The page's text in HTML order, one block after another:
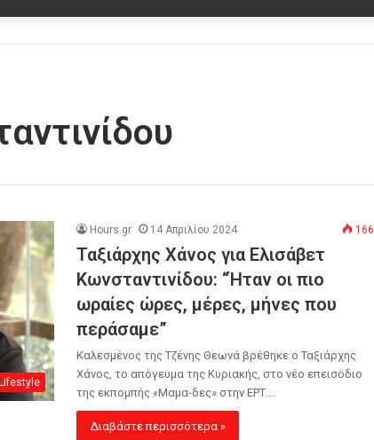
Lifestyle
Hours.gr 14 Απριλίου 2024 166
Ταξιάρχης Χάνος για Ελισάβετ
Κωνσταντινίδου: “Ήταν οι πιο
ωραίες ώρες, μέρες, μήνες που
περάσαμε”
Καλεσμένος της Τζένης Θεωνά βρέθηκε ο Ταξιάρχης
Χάνος, το απόγευμα της Κυριακής, στο νέο επεισόδιο
της εκπομπής «Μαμα-δες» στην ΕΡΤ.…
Διαβάστε περισσότερα »